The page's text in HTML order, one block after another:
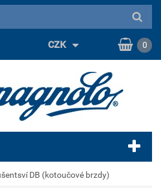
DB (kotoučové brzdy)
CZK 0